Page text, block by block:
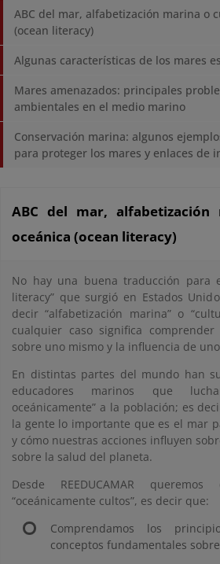
ABC del mar, alfabetización marina o
(ocean literacy)
Algunas características de los mares
Mares amenazados: principales
ambientales en el medio marino
Conservación marina: algunos
para proteger los mares y enlaces de
ABC del mar,
oceánica (ocean literacy)
No hay una buena traducción para
literacy” que surgió en Estados
decir “alfabetización marina” o
cualquier caso significa
sobre uno mismo y la influencia de
En distintas partes del mundo han
educadores marinos que
oceánicamente” a la población; es
la gente lo importante que es el mar
y cómo nuestras acciones influyen
sobre la salud del planeta.
Desde REEDUCAMAR
“oceánicamente cultos”, es decir que:
Comprendamos los
conceptos fundamentales